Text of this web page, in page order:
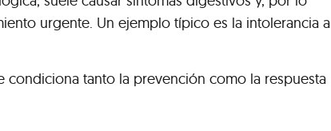
urgente. Un ejemplo típico es la intolerancia a
condiciona tanto la prevención como la respuesta